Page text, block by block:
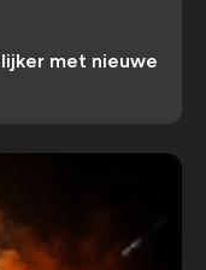
met nieuwe